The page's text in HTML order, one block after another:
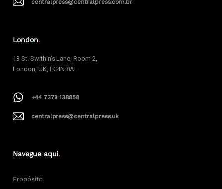
centralpress@centralpress.com.br
London.
13 St. Swithin’s Lane, Room 2,
London, UK, EC4N 8AL
+44 7379 138858
centralpress@centralpress.uk
Navegue aqui.
Propósito